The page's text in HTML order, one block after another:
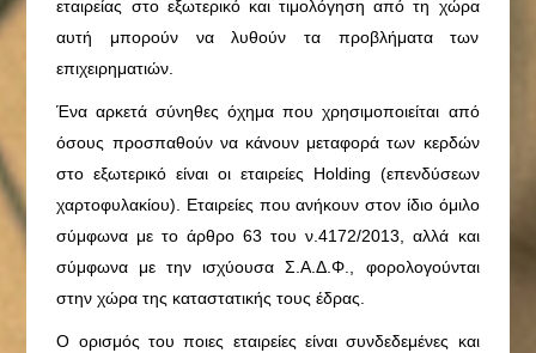
εταιρείας στο εξωτερικό και τιμολόγηση από τη χώρα
αυτή μπορούν να λυθούν τα προβλήματα των
επιχειρηματιών.
Ένα αρκετά σύνηθες όχημα που χρησιμοποιείται από
όσους προσπαθούν να κάνουν μεταφορά των κερδών
στο εξωτερικό είναι οι εταιρείες Holding (επενδύσεων
χαρτοφυλακίου). Εταιρείες που ανήκουν στον ίδιο όμιλο
σύμφωνα με το άρθρο 63 του ν.4172/2013, αλλά και
σύμφωνα με την ισχύουσα Σ.Α.Δ.Φ., φορολογούνται
στην χώρα της καταστατικής τους έδρας.
Ο ορισμός του ποιες εταιρείες είναι συνδεδεμένες και